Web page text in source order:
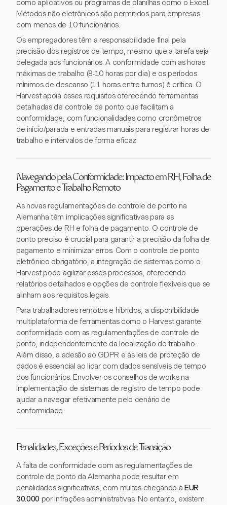
como aplicativos ou programas de planilhas como o Excel.
Métodos não eletrônicos são permitidos para empresas
com menos de 10 funcionários.
Os empregadores têm a responsabilidade final pela
precisão dos registros de tempo, mesmo que a tarefa seja
delegada aos funcionários. A conformidade com as horas
máximas de trabalho (8-10 horas por dia) e os períodos
mínimos de descanso (11 horas entre turnos) é crítica. O
Harvest apoia esses requisitos oferecendo ferramentas
detalhadas de controle de ponto que facilitam a
conformidade, com funcionalidades como cronômetros
de início/parada e entradas manuais para registrar horas de
trabalho e intervalos de forma eficaz.
Navegando pela Conformidade: Impacto em RH, Folha de
Pagamento e Trabalho Remoto
As novas regulamentações de controle de ponto na
Alemanha têm implicações significativas para as
operações de RH e folha de pagamento. O controle de
ponto preciso é crucial para garantir a precisão da folha de
pagamento e minimizar erros. Com o controle de ponto
eletrônico obrigatório, a integração de sistemas como o
Harvest pode agilizar esses processos, oferecendo
relatórios detalhados e opções de controle flexíveis que se
alinham aos requisitos legais.
Para trabalhadores remotos e híbridos, a disponibilidade
multiplataforma de ferramentas como o Harvest garante
conformidade com as regulamentações de controle de
ponto, independentemente da localização do trabalho.
Além disso, a adesão ao GDPR e às leis de proteção de
dados é essencial ao lidar com dados sensíveis de tempo
dos funcionários. Envolver os conselhos de works na
implementação de sistemas de registro de tempo pode
ajudar a navegar efetivamente pelo cenário de
conformidade.
Penalidades, Exceções e Períodos de Transição
A falta de conformidade com as regulamentações de
controle de ponto da Alemanha pode resultar em
penalidades significativas, com multas chegando a EUR
30.000 por infrações administrativas. No entanto, existem